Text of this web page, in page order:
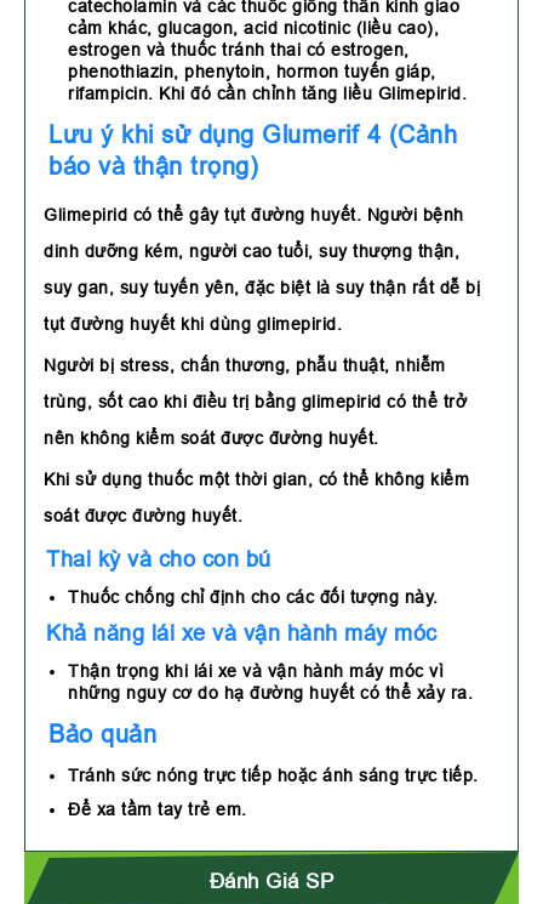
catecholamin và các thuốc giống thần kinh giao
cảm khác, glucagon, acid nicotinic (liều cao),
estrogen và thuốc tránh thai có estrogen,
phenothiazin, phenytoin, hormon tuyến giáp,
rifampicin. Khi đó cần chỉnh tăng liều Glimepirid.
Lưu ý khi sử dụng Glumerif 4 (Cảnh
báo và thận trọng)
Glimepirid có thể gây tụt đường huyết. Người bệnh
dinh dưỡng kém, người cao tuổi, suy thượng thận,
suy gan, suy tuyến yên, đặc biệt là suy thận rất dễ bị
tụt đường huyết khi dùng glimepirid.
Người bị stress, chấn thương, phẫu thuật, nhiễm
trùng, sốt cao khi điều trị bằng glimepirid có thể trở
nên không kiểm soát được đường huyết.
Khi sử dụng thuốc một thời gian, có thể không kiểm
soát được đường huyết.
Thai kỳ và cho con bú
Thuốc chống chỉ định cho các đối tượng này.
Khả năng lái xe và vận hành máy móc
Thận trọng khi lái xe và vận hành máy móc vì
những nguy cơ do hạ đường huyết có thể xảy ra.
Bảo quản
Tránh sức nóng trực tiếp hoặc ánh sáng trực tiếp.
Để xa tầm tay trẻ em.
Đánh Giá SP